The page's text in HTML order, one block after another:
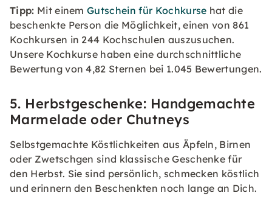
Tipp: Mit einemGutschein für Kochkurse hat die
beschenkte Person die Möglichkeit, einen von 861
Kochkursen in 244 Kochschulen auszusuchen.
Unsere Kochkurse haben eine durchschnittliche
Bewertung von 4,82 Sternen bei 1.045 Bewertungen.
5. Herbstgeschenke: Handgemachte
Marmelade oder Chutneys
Selbstgemachte Köstlichkeiten aus Äpfeln, Birnen
oder Zwetschgen sind klassische Geschenke für
den Herbst. Sie sind persönlich, schmecken köstlich
und erinnern den Beschenkten noch lange an Dich.